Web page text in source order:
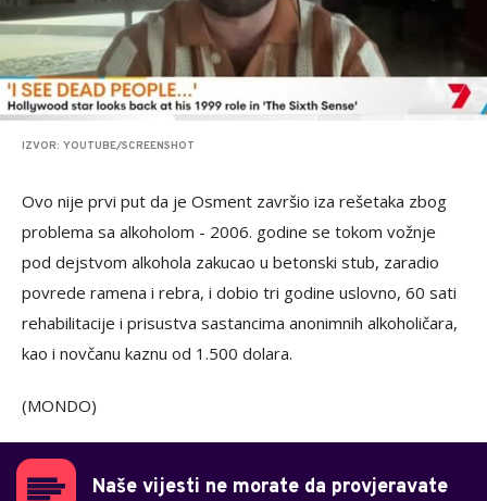
IZVOR: YOUTUBE/SCREENSHOT
Ovo nije prvi put da je Osment završio iza rešetaka zbog
problema sa alkoholom - 2006. godine se tokom vožnje
pod dejstvom alkohola zakucao u betonski stub, zaradio
povrede ramena i rebra, i dobio tri godine uslovno, 60 sati
rehabilitacije i prisustva sastancima anonimnih alkoholičara,
kao i novčanu kaznu od 1.500 dolara.
(MONDO)
Naše vijesti ne morate da provjeravate